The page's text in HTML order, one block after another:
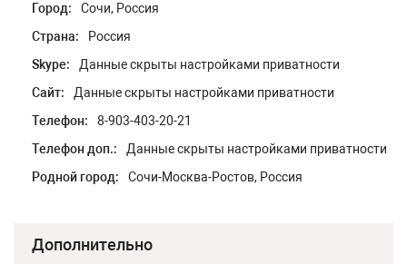
Город:
Сочи, Россия
Страна:
Россия
Skype:
Данные скрыты настройками приватности
Сайт:
Данные скрыты настройками приватности
Телефон:
8-903-403-20-21
Телефон доп.:
Данные скрыты настройками приватности
Родной город:
Сочи-Москва-Ростов, Россия
Дополнительно